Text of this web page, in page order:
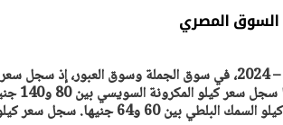
ترصد "أصول مصر" أسعار السمك اليوم الأربعاء 31 - 7 – 2024، في سوق الجملة وسوق العبور، إذ سجل سعر
سجل سعر كيلو السمك البلطي بين 60 و64